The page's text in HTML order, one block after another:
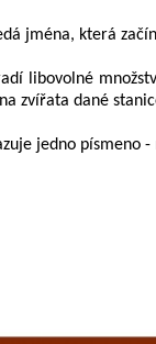
jména, která
libovolné
zvířata dané
jedno písmeno -